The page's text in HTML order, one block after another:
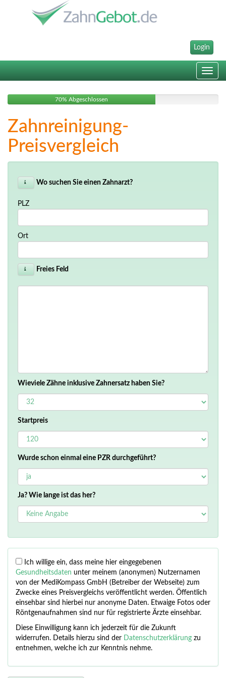
Login
Toggle
70% Abgeschlossen
Zahnreinigung-
Preisvergleich
Wo suchen Sie einen Zahnarzt?
PLZ
Ort
Freies Feld
Wieviele Zähne inklusive Zahnersatz haben Sie?
Startpreis
Wurde schon einmal eine PZR durchgeführt?
Ja? Wie lange ist das her?
Ich willige ein, dass meine hier eingegebenen
Gesundheitsdaten unter meinem (anonymen) Nutzernamen
von der MediKompass GmbH (Betreiber der Webseite) zum
Zwecke eines Preisvergleichs veröffentlicht werden. Öffentlich
einsehbar sind hierbei nur anonyme Daten. Etwaige Fotos oder
Röntgenaufnahmen sind nur für registrierte Ärzte einsehbar.
Diese Einwilligung kann ich jederzeit für die Zukunft
widerrufen. Details hierzu sind der Datenschutzerklärung zu
entnehmen, welche ich zur Kenntnis nehme.